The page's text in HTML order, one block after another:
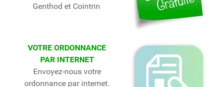
Genthod et Cointrin
VOTRE ORDONNANCE
PAR INTERNET
Envoyez-nous votre
ordonnance par internet.